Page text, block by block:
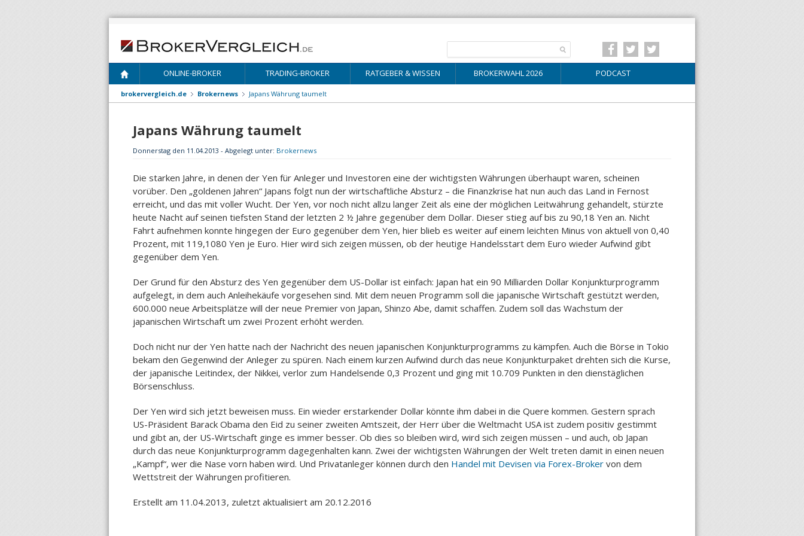
ONLINE-BROKER TRADING-BROKER RATGEBER & WISSEN BROKERWAHL 2026 PODCAST
brokervergleich.de Brokernews Japans Währung taumelt
Japans Währung taumelt
Donnerstag den 11.04.2013 - Abgelegt unter: Brokernews
Die starken Jahre, in denen der Yen für Anleger und Investoren eine der wichtigsten Währungen überhaupt waren, scheinen
vorüber. Den „goldenen Jahren“ Japans folgt nun der wirtschaftliche Absturz – die Finanzkrise hat nun auch das Land in Fernost
erreicht, und das mit voller Wucht. Der Yen, vor noch nicht allzu langer Zeit als eine der möglichen Leitwährung gehandelt, stürzte
heute Nacht auf seinen tiefsten Stand der letzten 2 ½ Jahre gegenüber dem Dollar. Dieser stieg auf bis zu 90,18 Yen an. Nicht
Fahrt aufnehmen konnte hingegen der Euro gegenüber dem Yen, hier blieb es weiter auf einem leichten Minus von aktuell von 0,40
Prozent, mit 119,1080 Yen je Euro. Hier wird sich zeigen müssen, ob der heutige Handelsstart dem Euro wieder Aufwind gibt
gegenüber dem Yen.
Der Grund für den Absturz des Yen gegenüber dem US-Dollar ist einfach: Japan hat ein 90 Milliarden Dollar Konjunkturprogramm
aufgelegt, in dem auch Anleihekäufe vorgesehen sind. Mit dem neuen Programm soll die japanische Wirtschaft gestützt werden,
600.000 neue Arbeitsplätze will der neue Premier von Japan, Shinzo Abe, damit schaffen. Zudem soll das Wachstum der
japanischen Wirtschaft um zwei Prozent erhöht werden.
Doch nicht nur der Yen hatte nach der Nachricht des neuen japanischen Konjunkturprogramms zu kämpfen. Auch die Börse in Tokio
bekam den Gegenwind der Anleger zu spüren. Nach einem kurzen Aufwind durch das neue Konjunkturpaket drehten sich die Kurse,
der japanische Leitindex, der Nikkei, verlor zum Handelsende 0,3 Prozent und ging mit 10.709 Punkten in den dienstäglichen
Börsenschluss.
Der Yen wird sich jetzt beweisen muss. Ein wieder erstarkender Dollar könnte ihm dabei in die Quere kommen. Gestern sprach
US-Präsident Barack Obama den Eid zu seiner zweiten Amtszeit, der Herr über die Weltmacht USA ist zudem positiv gestimmt
und gibt an, der US-Wirtschaft ginge es immer besser. Ob dies so bleiben wird, wird sich zeigen müssen – und auch, ob Japan
durch das neue Konjunkturprogramm dagegenhalten kann. Zwei der wichtigsten Währungen der Welt treten damit in einen neuen
„Kampf“, wer die Nase vorn haben wird. Und Privatanleger können durch den Handel mit Devisen via Forex-Broker von dem
Wettstreit der Währungen profitieren.
Erstellt am 11.04.2013, zuletzt aktualisiert am 20.12.2016